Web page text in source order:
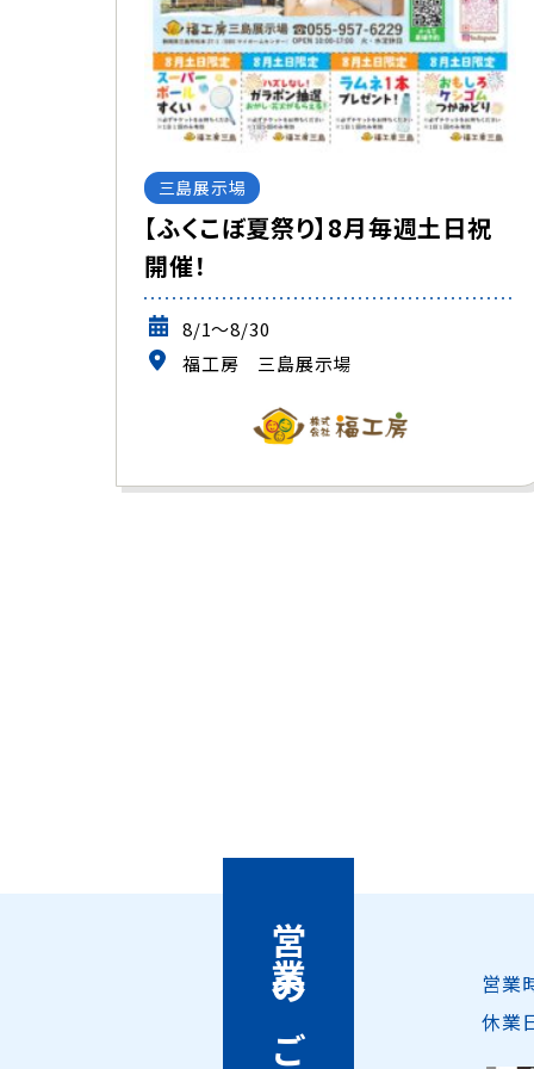
三島展示場
【ふくこぼ夏祭り】8月毎週土日祝
開催！
8/1～8/30
福工房 三島展示場
営業
休業